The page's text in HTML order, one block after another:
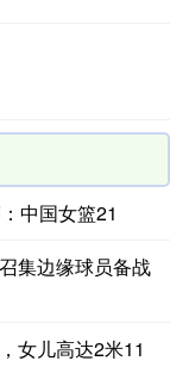
中国女篮21
集边缘球员备战
女儿高达2米11